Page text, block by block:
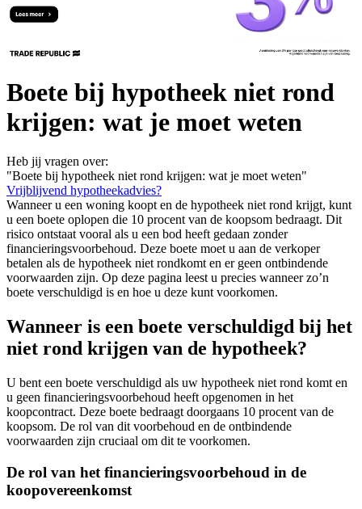
Boete bij hypotheek niet rond
krijgen: wat je moet weten
Heb jij vragen over:
"Boete bij hypotheek niet rond krijgen: wat je moet weten"
Vrijblijvend hypotheekadvies?
Wanneer u een woning koopt en de hypotheek niet rond krijgt, kunt
u een boete oplopen die 10 procent van de koopsom bedraagt. Dit
risico ontstaat vooral als u een bod heeft gedaan zonder
financieringsvoorbehoud. Deze boete moet u aan de verkoper
betalen als de hypotheek niet rondkomt en er geen ontbindende
voorwaarden zijn. Op deze pagina leest u precies wanneer zo’n
boete verschuldigd is en hoe u deze kunt voorkomen.
Wanneer is een boete verschuldigd bij het
niet rond krijgen van de hypotheek?
U bent een boete verschuldigd als uw hypotheek niet rond komt en
u geen financieringsvoorbehoud heeft opgenomen in het
koopcontract. Deze boete bedraagt doorgaans 10 procent van de
koopsom. De rol van dit voorbehoud en de ontbindende
voorwaarden zijn cruciaal om dit te voorkomen.
De rol van het financieringsvoorbehoud in de
koopovereenkomst